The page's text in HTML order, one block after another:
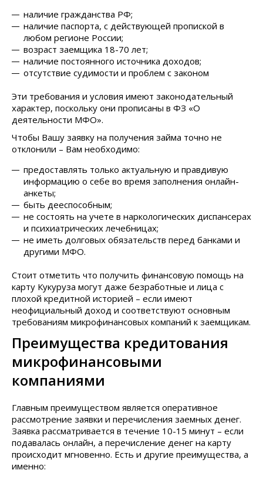
наличие гражданства РФ;
наличие паспорта, с действующей пропиской в
любом регионе России;
возраст заемщика 18-70 лет;
наличие постоянного источника доходов;
отсутствие судимости и проблем с законом
Эти требования и условия имеют законодательный
характер, поскольку они прописаны в ФЗ «О
деятельности МФО».
Чтобы Вашу заявку на получения займа точно не
отклонили – Вам необходимо:
предоставлять только актуальную и правдивую
информацию о себе во время заполнения онлайн-
анкеты;
быть дееспособным;
не состоять на учете в наркологических диспансерах
и психиатрических лечебницах;
не иметь долговых обязательств перед банками и
другими МФО.
Стоит отметить что получить финансовую помощь на
карту Кукуруза могут даже безработные и лица с
плохой кредитной историей – если имеют
неофициальный доход и соответствуют основным
требованиям микрофинансовых компаний к заемщикам.
Преимущества кредитования
микрофинансовыми
компаниями
Главным преимуществом является оперативное
рассмотрение заявки и перечисления заемных денег.
Заявка рассматривается в течение 10-15 минут – если
подавалась онлайн, а перечисление денег на карту
происходит мгновенно. Есть и другие преимущества, а
именно: